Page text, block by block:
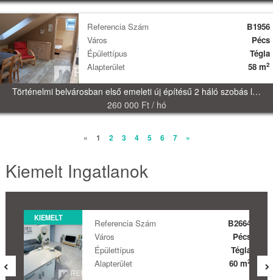
Történelmi belvárosban első emeleti új építésű 2 háló szobás lakás kiadó!
260 000 Ft / hó
Referencia Szám
B1956
Város
Pécs
Épülettípus
Tégla
Alapterület
58 m2
« 1 2 3 4 5 6 7 »
Kiemelt Ingatlanok
KIEMELT Referencia Szám
B2664
Város
Pécs
Épülettípus
Tégla
Alapterület
60 m2